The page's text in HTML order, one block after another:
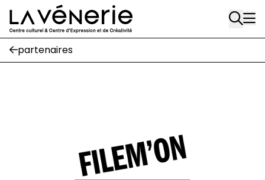
Aller au contenu principal
Rue Gratès, 3
1170 Watermael-Boitsfort
02 663 85 50
suivez-nous
Journal Vénerie- version papier
partenaires